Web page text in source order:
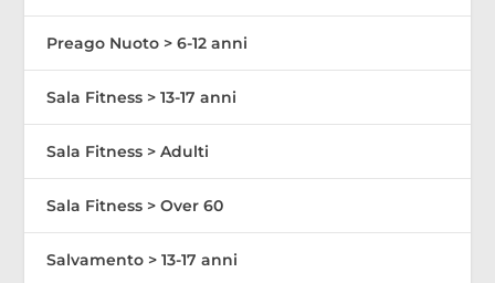
Preago Nuoto > 6-12 anni
Sala Fitness > 13-17 anni
Sala Fitness > Adulti
Sala Fitness > Over 60
Salvamento > 13-17 anni